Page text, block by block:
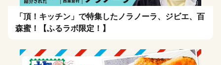
「頂！キッチン」で特集したノラノーラ、ジビエ、百
森蜜！【ふるラボ限定！】